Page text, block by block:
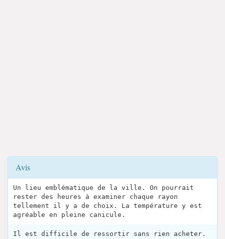
Avis
Un lieu emblématique de la ville. On pourrait
rester des heures à examiner chaque rayon
tellement il y a de choix. La température y est
agréable en pleine canicule.
Il est difficile de ressortir sans rien acheter.